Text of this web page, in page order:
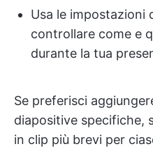
Usa le impostazioni
controllare come e
durante la tua
Se preferisci
diapositive specifiche,
in clip più brevi per